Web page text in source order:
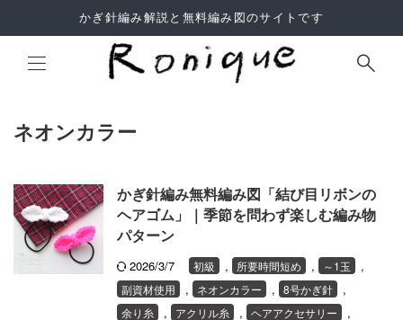
かぎ針編み解説と無料編み図のサイトです
よくあるご質問
ネオンカラー
かぎ針編み無料編み図「結び目リボンの
ヘアゴム」｜季節を問わず楽しむ編み物
パターン
2026/3/7 初級 , 所要時間短め , ～1玉 ,
副資材使用 , ネオンカラー , 8号かぎ針 ,
余り糸 , アクリル糸 , ヘアアクセサリー ,